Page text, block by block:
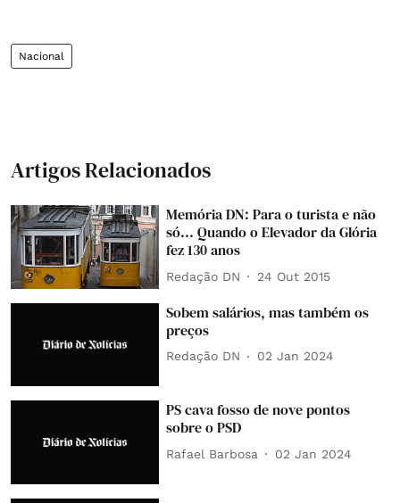
Nacional
Artigos Relacionados
Memória DN: Para o turista e não
só... Quando o Elevador da Glória
fez 130 anos
Redação DN 24 Out 2015
Sobem salários, mas também os
preços
Redação DN 02 Jan 2024
PS cava fosso de nove pontos
sobre o PSD
Rafael Barbosa 02 Jan 2024